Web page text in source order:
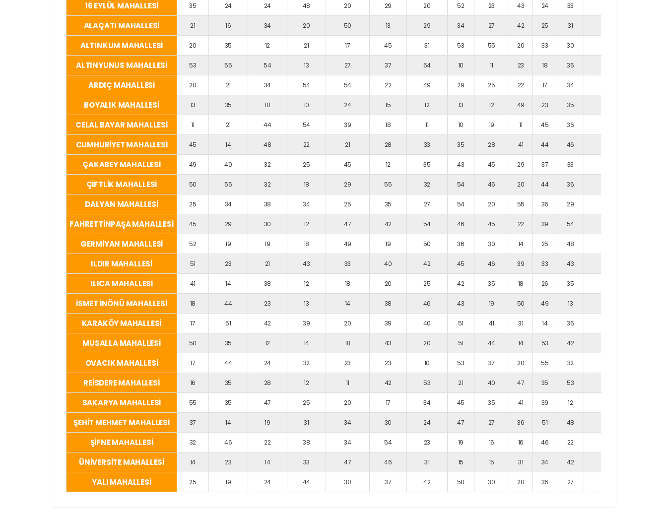
16 EYLÜL MAHALLESİ 35 24 24 48 20 29 20 52 23 43 24 33
ALAÇATI MAHALLESİ 21 16 34 20 50 13 29 34 27 42 25 31
ALTINKUM MAHALLESİ 20 35 12 21 17 45 31 53 55 20 33 30
ALTINYUNUS MAHALLESİ 53 55 54 13 27 37 54 10 11 23 18 36
ARDIÇ MAHALLESİ 20 21 34 54 54 22 49 29 25 22 17 34
BOYALIK MAHALLESİ 13 35 10 10 24 15 12 13 12 49 23 35
CELAL BAYAR MAHALLESİ 11 21 44 54 39 18 11 10 19 11 45 36
CUMHURİYET MAHALLESİ 45 14 48 22 21 28 33 35 28 41 44 46
ÇAKABEY MAHALLESİ 49 40 32 25 45 12 35 43 45 29 37 33
ÇİFTLİK MAHALLESİ 50 55 32 18 29 55 32 54 46 20 44 36
DALYAN MAHALLESİ 25 34 38 34 25 35 27 54 20 55 36 29
FAHRETTİNPAŞA MAHALLESİ 45 29 30 12 47 42 54 46 45 22 39 54
GERMİYAN MAHALLESİ 52 19 19 18 49 19 50 36 30 14 25 48
ILDIR MAHALLESİ 51 23 21 43 33 40 42 45 46 39 33 43
ILICA MAHALLESİ 41 14 38 12 18 20 25 42 35 18 26 35
İSMET İNÖNÜ MAHALLESİ 18 44 23 13 14 38 46 43 19 50 49 13
KARAKÖY MAHALLESİ 17 51 42 39 20 39 40 51 41 31 14 36
MUSALLA MAHALLESİ 50 35 12 14 18 43 20 51 44 14 53 42
OVACIK MAHALLESİ 17 44 24 32 23 23 10 53 37 20 55 32
REİSDERE MAHALLESİ 16 35 28 12 11 42 53 21 40 47 35 53
SAKARYA MAHALLESİ 55 35 47 25 20 17 34 45 35 41 39 12
ŞEHİT MEHMET MAHALLESİ 37 14 19 31 34 30 24 47 27 36 51 48
ŞİFNE MAHALLESİ 32 46 22 38 34 54 23 19 16 16 46 22
ÜNİVERSİTE MAHALLESİ 14 23 14 33 47 46 31 15 15 31 34 42
YALI MAHALLESİ 25 19 24 44 30 37 42 50 30 20 36 27